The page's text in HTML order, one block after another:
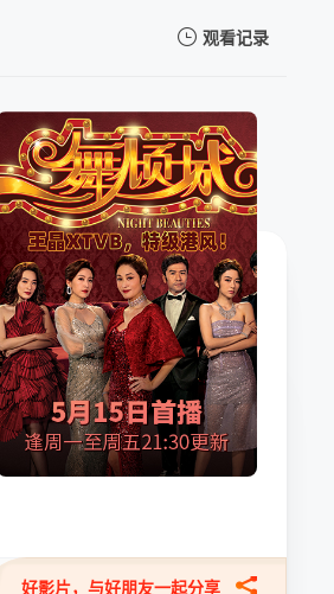
观看记录
暂无观看影片的记录
傅嘉莉 / 陈法蓉 / 李嘉 / 何俊轩 /
好影片，与好朋友一起分享